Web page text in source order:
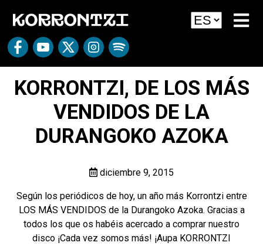
KORRONTZI, DE LOS MÁS
VENDIDOS DE LA
DURANGOKO AZOKA
diciembre 9, 2015
Según los periódicos de hoy, un año más Korrontzi entre
LOS MÁS VENDIDOS de la Durangoko Azoka. Gracias a
todos los que os habéis acercado a comprar nuestro
disco ¡Cada vez somos más! ¡Aupa KORRONTZI